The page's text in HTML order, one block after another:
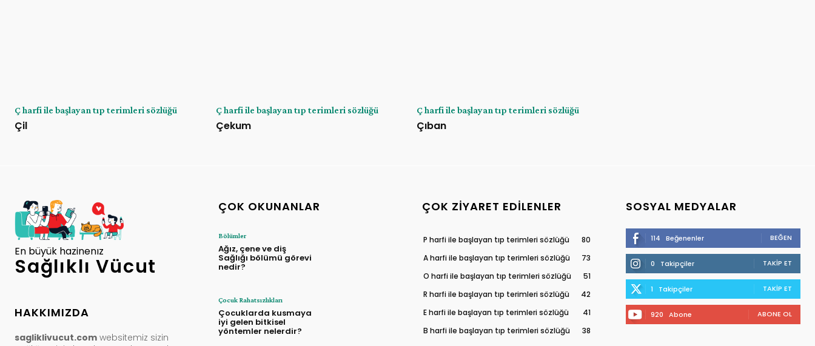
Ç harfi ile başlayan tıp terimleri sözlüğü
Çil
Ç harfi ile başlayan tıp terimleri sözlüğü
Çekum
Ç harfi ile başlayan tıp terimleri sözlüğü
Çıban
En büyük hazinenız
Sağlıklı Vücut
HAKKIMIZDA
sagliklivucut.com websitemiz sizin
ÇOK OKUNANLAR
Bölümler
Ağız, çene ve diş
Sağlığı bölümü görevi
nedir?
Çocuk Rahatsızlıkları
Çocuklarda kusmaya
iyi gelen bitkisel
yöntemler nelerdir?
ÇOK ZIYARET EDILENLER
P harfi ile başlayan tıp terimleri sözlüğü
80
A harfi ile başlayan tıp terimleri sözlüğü
73
O harfi ile başlayan tıp terimleri sözlüğü
51
R harfi ile başlayan tıp terimleri sözlüğü
42
E harfi ile başlayan tıp terimleri sözlüğü
41
B harfi ile başlayan tıp terimleri sözlüğü
38
SOSYAL MEDYALAR
114 Beğenenler BEĞEN
0 Takipçiler TAKIP ET
1 Takipçiler TAKIP ET
920 Abone ABONE OL